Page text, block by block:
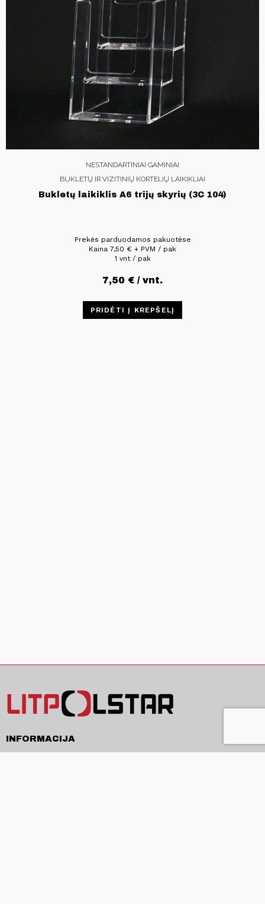
NESTANDARTINIAI GAMINIAI
BUKLETŲ IR VIZITINIŲ KORTELIŲ LAIKIKLIAI
Bukletų laikiklis A6 trijų skyrių (3C 104)
Prekės parduodamos pakuotėse
Kaina 7,50 € + PVM / pak
1 vnt / pak
7,50 € / vnt.
PRIDĖTI Į KREPŠELĮ
INFORMACIJA